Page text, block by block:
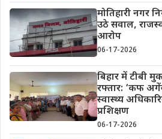
मोतिहारी नगर
उठे सवाल,
आरोप
06-17-2026
बिहार में टीबी
रफ्तार: ‘कफ
स्वास्थ्य
प्रशिक्षण
06-17-2026